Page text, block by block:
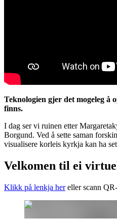
Teknologien gjer det mogeleg å
finns.
I dag ser vi ruinen etter
Borgund. Ved å sette saman
visualisere korleis kyrkja kan ha
Velkomen til ei
Klikk på lenkja hereller scann